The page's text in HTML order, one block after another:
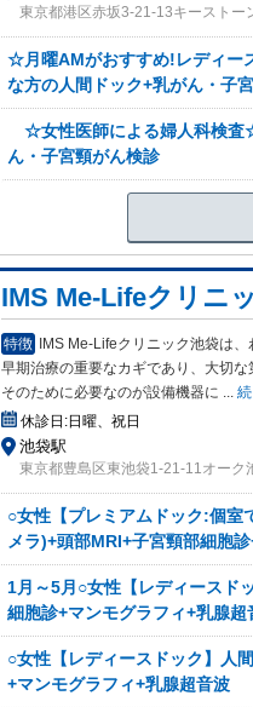
東京都港区赤坂3-21-13キーストー
☆月曜AMがおすすめ!レディー
な方の人間ドック+乳がん・子
☆女性医師による婦人科検査
ん・子宮頸がん検診
IMS Me-Lifeクリニ
特徴 IMS Me-Lifeクリニック池袋は
早期治療の重要なカギであり、大切な
そのために必要なのが設備機器に ...
休診日:日曜、祝日
池袋駅
東京都豊島区東池袋1-21-11オーク
○女性【プレミアムドック:個室
メラ)+頭部MRI+子宮頸部細胞
1月～5月○女性【レディースド
細胞診+マンモグラフィ+乳腺超
○女性【レディースドック】人
+マンモグラフィ+乳腺超音波